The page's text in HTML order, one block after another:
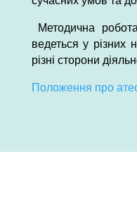
Методична
ведеться у
різні сторони
Положення про